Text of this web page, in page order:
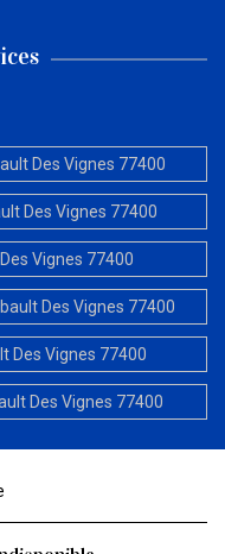
Des Vignes 77400
Des Vignes 77400
Vignes 77400
Des Vignes 77400
Des Vignes 77400
Des Vignes 77400